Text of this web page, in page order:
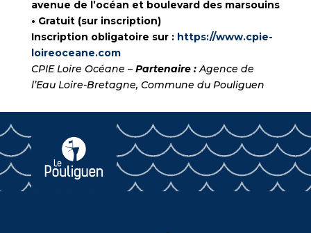
avenue de l’océan et boulevard des marsouins
• Gratuit (sur inscription)
Inscription obligatoire sur : https://www.cpie-
loireoceane.com
CPIE Loire Océane – Partenaire :Agence de
l’Eau Loire-Bretagne, Commune du Pouliguen